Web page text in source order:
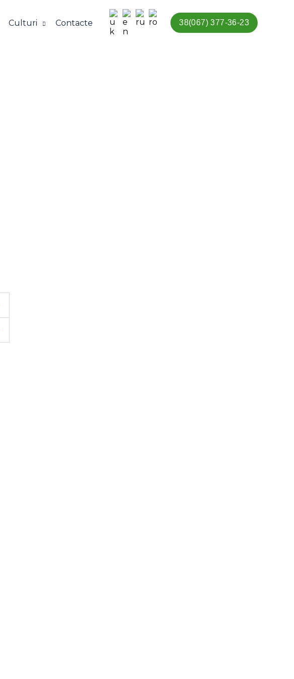
Culturi Contacte 38(067) 377-36-23